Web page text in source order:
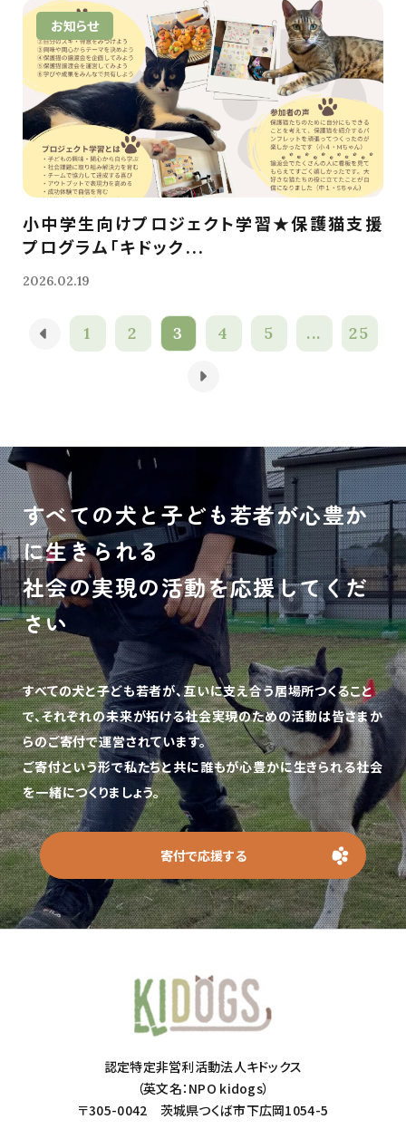
お知らせ
小中学生向けプロジェクト学習★保護猫支援
プログラム「キドック...
2026.02.19
1 2 3 4 5 ... 25
すべての犬と子ども若者が心豊か
に生きられる
社会の実現の活動を応援してくだ
さい
すべての犬と子ども若者が、互いに支え合う居場所つくること
で、それぞれの未来が拓ける社会実現のための活動は皆さまか
らのご寄付で運営されています。
ご寄付という形で私たちと共に誰もが心豊かに生きられる社会
を一緒につくりましょう。
寄付で応援する
認定特定非営利活動法人キドックス
（英文名：NPO kidogs）
〒305-0042 茨城県つくば市下広岡1054-5